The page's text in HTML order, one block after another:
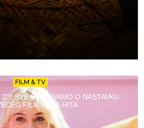
FILM & TV
SVE ŠTO ZNAMO O NASTAVKU
FILMSKOG HITA